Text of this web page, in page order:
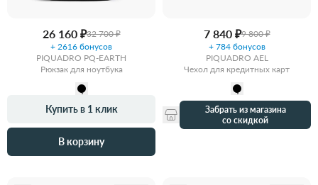
26 160 ₽32 700 ₽
+ 2616 бонусов
PIQUADRO PQ-EARTH
Рюкзак для ноутбука
Купить в 1 клик
В корзину
7 840 ₽9 800 ₽
+ 784 бонусов
PIQUADRO AEL
Чехол для кредитных карт
Забрать из магазина
со скидкой